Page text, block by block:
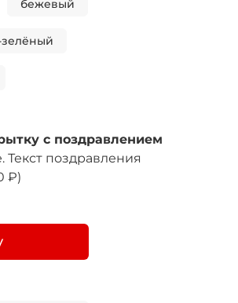
бежевый
с поздравлением
Текст поздравления
₽)